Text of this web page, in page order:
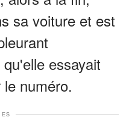
sa voiture et est
essayait
numéro.